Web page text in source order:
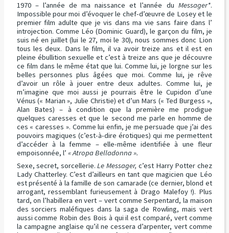
1970 – l’année de ma naissance et l’année du Messager*.
Impossible pour moi d’évoquer le chef-d’œuvre de Losey et le
premier film adulte que je vis dans ma vie sans faire dans l’
introjection. Comme Léo (Dominic Guard), le garçon du film, je
suis né en juillet (lui le 27, moi le 30), nous sommes donc Lion
tous les deux. Dans le film, il va avoir treize ans et il est en
pleine ébullition sexuelle et c’est à treize ans que je découvre
ce film dans le même état que lui. Comme lui, je lorgne sur les
belles personnes plus âgées que moi. Comme lui, je rêve
d’avoir un rôle à jouer entre deux adultes. Comme lui, je
m’imagine que moi aussi je pourrais être le Cupidon d’une
Vénus (« Marian », Julie Christie) et d’un Mars (« Ted Burgess »,
Alan Bates) – à condition que la première me prodigue
quelques caresses et que le second me parle en homme de
ces « caresses ». Comme lui enfin, je me persuade que j’ai des
pouvoirs magiques (c’est-à-dire érotiques) qui me permettent
d’accéder à la femme – elle-même identifiée à une fleur
empoisonnée, l’ « Atropa Belladonna ».
Sexe, secret, sorcellerie.Le Messager, c’est Harry Potter chez
Lady Chatterley. C’est d’ailleurs en tant que magicien que Léo
est présenté à la famille de son camarade (ce dernier, blond et
arrogant, ressemblant furieusement à Drago Malefoy !). Plus
tard, on l’habillera en vert – vert comme Serpentard, la maison
des sorciers maléfiques dans la saga de Rowling, mais vert
aussi comme Robin des Bois à qui il est comparé, vert comme
la campagne anglaise qu’il ne cessera d’arpenter, vert comme